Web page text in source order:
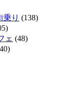
乗り (138)
ェ (48)